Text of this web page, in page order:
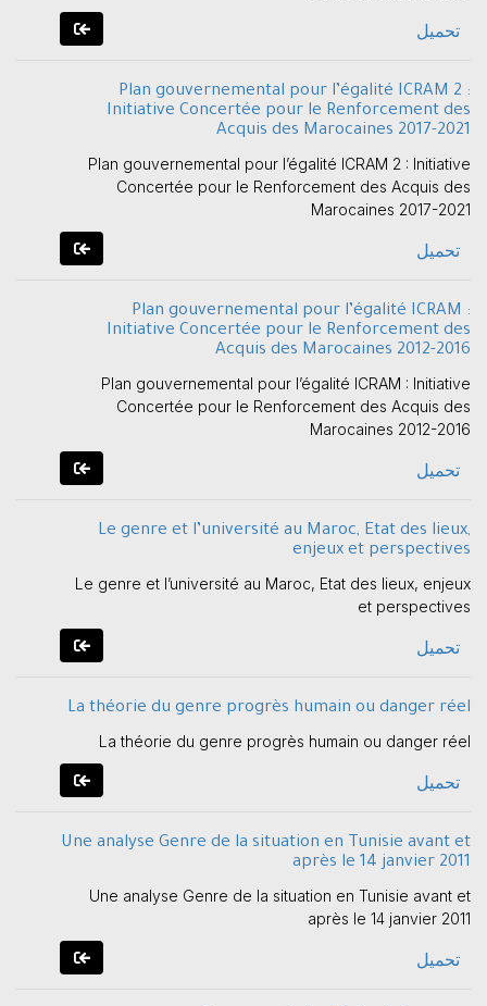
تحميل
Plan gouvernemental pour l’égalité ICRAM 2 :
Initiative Concertée pour le Renforcement des
Acquis des Marocaines 2017-2021
Plan gouvernemental pour l’égalité ICRAM 2 : Initiative
Concertée pour le Renforcement des Acquis des
Marocaines 2017-2021
تحميل
Plan gouvernemental pour l’égalité ICRAM :
Initiative Concertée pour le Renforcement des
Acquis des Marocaines 2012-2016
Plan gouvernemental pour l’égalité ICRAM : Initiative
Concertée pour le Renforcement des Acquis des
Marocaines 2012-2016
تحميل
Le genre et l’université au Maroc, Etat des lieux,
enjeux et perspectives
Le genre et l’université au Maroc, Etat des lieux, enjeux
et perspectives
تحميل
La théorie du genre progrès humain ou danger réel
La théorie du genre progrès humain ou danger réel
تحميل
Une analyse Genre de la situation en Tunisie avant et
après le 14 janvier 2011
Une analyse Genre de la situation en Tunisie avant et
après le 14 janvier 2011
تحميل